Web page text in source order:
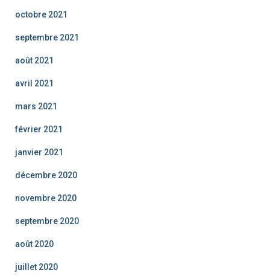
octobre 2021
septembre 2021
août 2021
avril 2021
mars 2021
février 2021
janvier 2021
décembre 2020
novembre 2020
septembre 2020
août 2020
juillet 2020